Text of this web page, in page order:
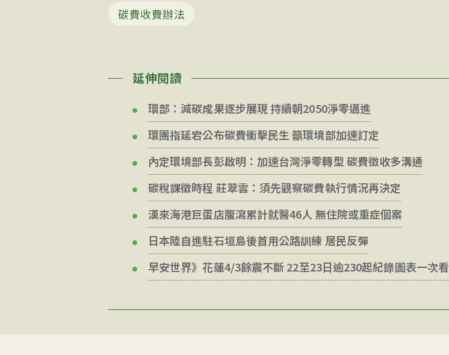
碳費收費辦法
延伸閱讀
環部：減碳成果逐步展現 持續朝2050淨零邁進
環團指延宕公布碳費衝擊民生 籲環境部加速訂定
內定環境部長彭啟明：加速台灣淨零轉型 碳費徵收多溝通
碳稅課徵時程 莊翠雲：須先觀察碳費執行情況再決定
漢來海港巨蛋店腹瀉累計就醫46人 無住院或重症個案
日本陸自進駐石垣島後首用公路訓練 居民反彈
早安世界》花蓮4/3餘震不斷 22至23日逾230起紀錄圖表一次看